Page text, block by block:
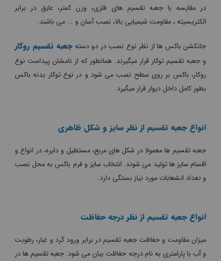
در مقایسه با جعبه تقسیم های فلزی، وزن کمتر، عایق در برابر
الکتریسیته ، مقاومت شیمیایی بالا، نصب آسان و ... می باشند.
جانکشن باکس ها از نظر نوع نصب در دو دسته جعبه تقسیم روکار
و جعبه تقسیم توکار قرار میگیرند. همانطور که از نامشان پیداست نوع
روکار، باکس بر روی سطح نصب می شود و در نوع توکار بدنه باکس
بطور کامل داخل دیوار قرار میگیرد.
انواع جعبه تقسیم از نظر سایز و شکل ظاهری
جعبه تقسیم ها معمولا در شکل های مربع، مستطیل و دایره، در انواع و
اقسام سایز ها تولید می شوند. انتخاب سایز و فرم باکس به محل نصب
و تعداد انشعابات مورد نیاز بستگی دارد.
انواع جعبه تقسیم از نظر درجه حفاظت
میزان مقاومت و حفاظت جعبه تقسیم در برابر ورود گرد و غبار، رطوبت
و آب با پارامتری به نام درجه حفاظت بیان می شود. جعبه تقسیم ها در